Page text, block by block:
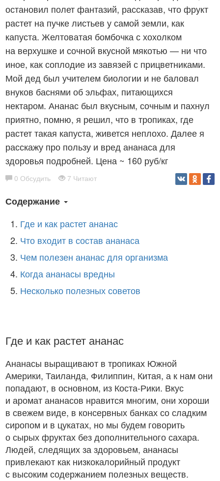
остановил полет фантазий, рассказав, что фрукт
растет на пучке листьев у самой земли, как
капуста. Желтоватая бомбочка с хохолком
на верхушке и сочной вкусной мякотью — ни что
иное, как соплодие из завязей с прицветниками.
Мой дед был учителем биологии и не баловал
внуков баснями об эльфах, питающихся
нектаром. Ананас был вкусным, сочным и пахнул
приятно, помню, я решил, что в тропиках, где
растет такая капуста, живется неплохо. Далее я
расскажу про пользу и вред ананаса для
здоровья подробней. Цена ~ 160 руб/кг
0 Обсудить 7 Читают
Содержание
Где и как растет ананас
Что входит в состав ананаса
Чем полезен ананас для организма
Когда ананасы вредны
Несколько полезных советов
Где и как растет ананас
Ананасы выращивают в тропиках Южной
Америки, Таиланда, Филиппин, Китая, а к нам они
попадают, в основном, из Коста-Рики. Вкус
и аромат ананасов нравится многим, они хороши
в свежем виде, в консервных банках со сладким
сиропом и в цукатах, но мы будем говорить
о сырых фруктах без дополнительного сахара.
Людей, следящих за здоровьем, ананасы
привлекают как низкокалорийный продукт
с высоким содержанием полезных веществ.